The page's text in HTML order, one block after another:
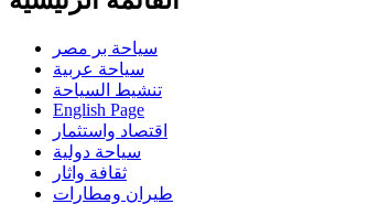
سياحة بر مصر
سياحة عربية
تنشيط السياحة
English Page
اقتصاد واستثمار
سياحة دولية
ثقافة واثار
طيران ومطارات